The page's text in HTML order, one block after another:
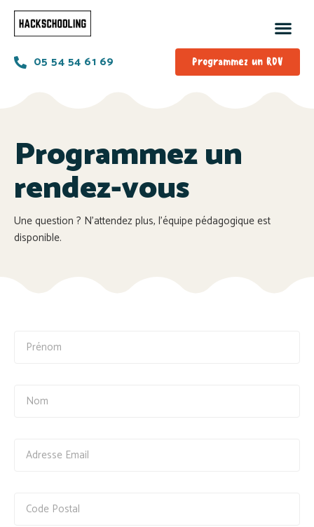
05 54 54 61 69 Programmez un RDV
Programmez un
rendez-vous
Une question ? N’attendez plus, l’équipe pédagogique est
disponible.